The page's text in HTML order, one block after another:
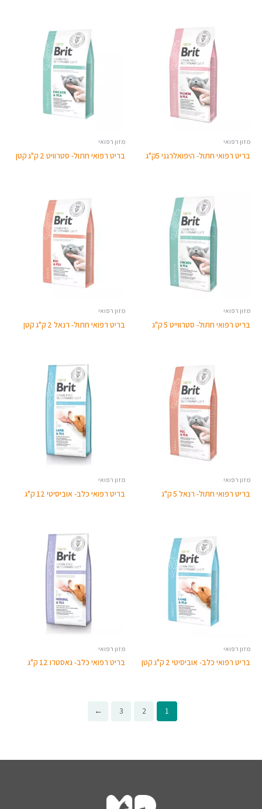
מזון רפואי
בריט רפואי חתול- היפואלרגני 5ק"ג
מזון רפואי
בריט רפואי חתול- סטרוויט 2 ק"ג קטן
מזון רפואי
בריט רפואי חתול- סטרווייט 5 ק"ג
מזון רפואי
בריט רפואי חתול- רנאל 2 ק"ג קטן
מזון רפואי
בריט רפואי חתול- רנאל 5 ק"ג
מזון רפואי
בריט רפואי כלב- אוביסיטי 12 ק"ג
מזון רפואי
בריט רפואי כלב- אוביסיטי 2 ק"ג קטן
מזון רפואי
בריט רפואי כלב- גאסטרו 12 ק"ג
1
2
3
←